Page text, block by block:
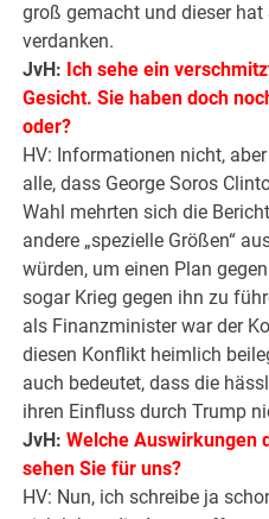
groß gemacht und dieser hat
verdanken.
JvH: Ich sehe ein
Gesicht. Sie haben doch
oder?
HV: Informationen nicht,
alle, dass George Soros
Wahl mehrten sich die
andere „spezielle Größen“
würden, um einen Plan
sogar Krieg gegen ihn zu
als Finanzminister war der
diesen Konflikt heimlich
auch bedeutet, dass die
ihren Einfluss durch Trump
JvH:Welche Auswirkungen
sehen Sie für uns?
HV: Nun, ich schreibe ja